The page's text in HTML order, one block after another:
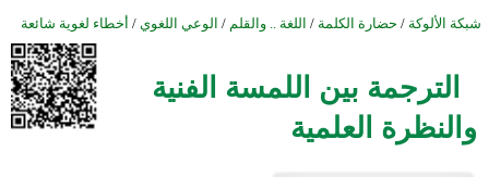
شبكة الألوكة / حضارة الكلمة / اللغة .. والقلم / الوعي اللغوي / أخطاء لغوية شائعة
الترجمة بين اللمسة الفنية
والنظرة العلمية